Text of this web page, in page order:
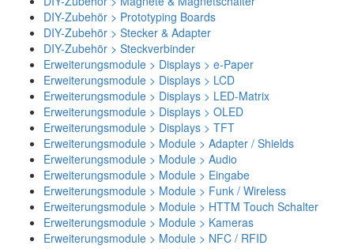
DIY-Zubehör > Prototyping Boards
DIY-Zubehör > Stecker & Adapter
DIY-Zubehör > Steckverbinder
Erweiterungsmodule > Displays > e-Paper
Erweiterungsmodule > Displays > LCD
Erweiterungsmodule > Displays > LED-Matrix
Erweiterungsmodule > Displays > OLED
Erweiterungsmodule > Displays > TFT
Erweiterungsmodule > Module > Adapter / Shields
Erweiterungsmodule > Module > Audio
Erweiterungsmodule > Module > Eingabe
Erweiterungsmodule > Module > Funk / Wireless
Erweiterungsmodule > Module > HTTM Touch Schalter
Erweiterungsmodule > Module > Kameras
Erweiterungsmodule > Module > NFC / RFID